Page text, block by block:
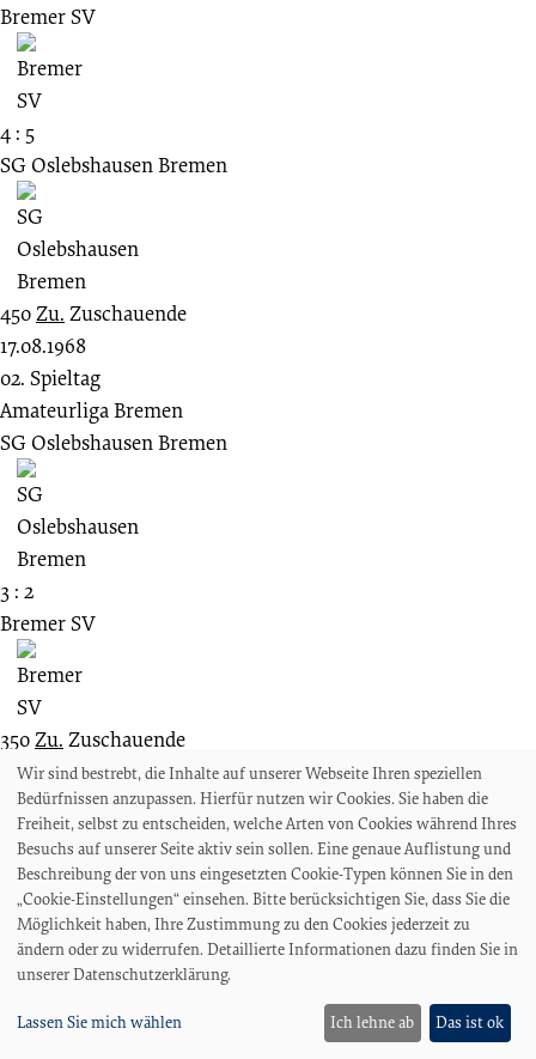
Bremer SV
4 : 5
SG Oslebshausen Bremen
450Zu. Zuschauende
17.08.1968
02. Spieltag
Amateurliga Bremen
SG Oslebshausen Bremen
3 : 2
Bremer SV
350Zu. Zuschauende
27.04.1968
FS
SG Oslebshausen Bremen
3 : 2
Bremer SV
Wir sind bestrebt, die Inhalte auf unserer Webseite Ihren speziellen
Bedürfnissen anzupassen. Hierfür nutzen wir Cookies. Sie haben die
Freiheit, selbst zu entscheiden, welche Arten von Cookies während Ihres
Besuchs auf unserer Seite aktiv sein sollen. Eine genaue Auflistung und
Beschreibung der von uns eingesetzten Cookie-Typen können Sie in den
„Cookie-Einstellungen“ einsehen. Bitte berücksichtigen Sie, dass Sie die
Möglichkeit haben, Ihre Zustimmung zu den Cookies jederzeit zu
ändern oder zu widerrufen. Detaillierte Informationen dazu finden Sie in
unserer Datenschutzerklärung.
Lassen Sie mich wählen Ich lehne ab Das ist ok